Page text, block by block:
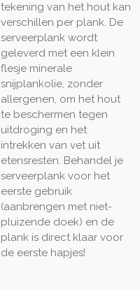
tekening van het hout kan
verschillen per plank. De
serveerplank wordt
geleverd met een klein
flesje minerale
snijplankolie, zonder
allergenen, om het hout
te beschermen tegen
uitdroging en het
intrekken van vet uit
etensresten. Behandel je
serveerplank voor het
eerste gebruik
(aanbrengen met niet-
pluizende doek) en de
plank is direct klaar voor
de eerste hapjes!